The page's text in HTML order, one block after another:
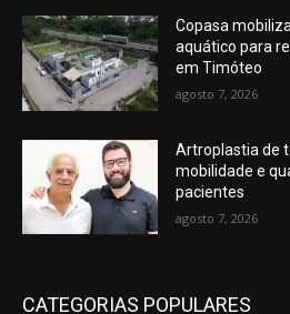
Copasa
aquático para
em Timóteo
agosto 7, 2026
Artroplastia de
mobilidade e
pacientes
agosto 7, 2026
CATEGORIAS POPULARES